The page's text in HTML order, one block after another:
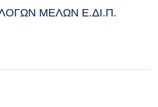
ΜΕΛΩΝ Ε.ΔΙ.Π.